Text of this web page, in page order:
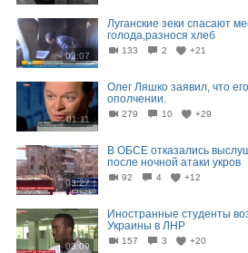
03:07
Луганские зеки спасают
голода,разнося хлеб
133 2 +21
01:11
Олег Ляшко заявил, что
ополчении.
279 10 +29
03:27
В ОБСЕ отказались
после ночной атаки укров
92 4 +12
03:09
Иностранные студенты
Украины в ЛНР
157 3 +20